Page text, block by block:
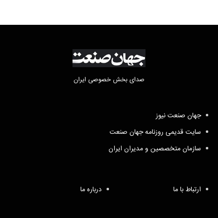
صدای بخش خصوصی ایران
جهان صنعت نیوز
سایت قدیمی روزنامه جهان صنعت
سازمان متخصصین و مدیران ایران
ارتباط با ما درباره ما